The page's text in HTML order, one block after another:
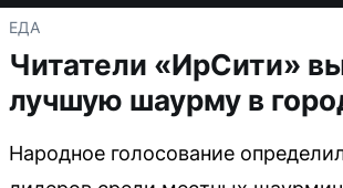
ЕДА
Читатели «ИрСити»
лучшую шаурму в
Народное голосование